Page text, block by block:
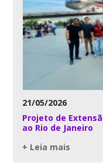
21/05/2026
Projeto de
ao Rio de Janeiro
+ Leia mais